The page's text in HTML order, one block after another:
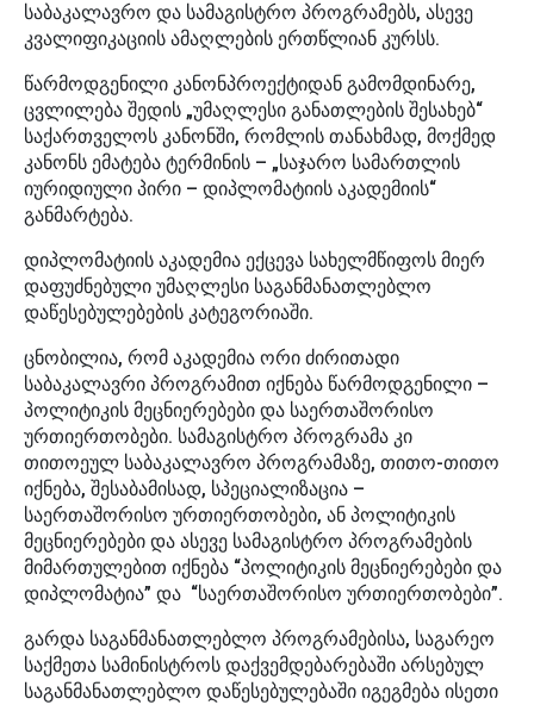
საბაკალავრო და სამაგისტრო პროგრამებს, ასევე
კვალიფიკაციის ამაღლების ერთწლიან კურსს.
წარმოდგენილი კანონპროექტიდან გამომდინარე,
ცვლილება შედის „უმაღლესი განათლების შესახებ“
საქართველოს კანონში, რომლის თანახმად, მოქმედ
კანონს ემატება ტერმინის – „საჯარო სამართლის
იურიდიული პირი – დიპლომატიის აკადემიის“
განმარტება.
დიპლომატიის აკადემია ექცევა სახელმწიფოს მიერ
დაფუძნებული უმაღლესი საგანმანათლებლო
დაწესებულებების კატეგორიაში.
ცნობილია, რომ აკადემია ორი ძირითადი
საბაკალავრი პროგრამით იქნება წარმოდგენილი –
პოლიტიკის მეცნიერებები და საერთაშორისო
ურთიერთობები. სამაგისტრო პროგრამა კი
თითოეულ საბაკალავრო პროგრამაზე, თითო-თითო
იქნება, შესაბამისად, სპეციალიზაცია –
საერთაშორისო ურთიერთობები, ან პოლიტიკის
მეცნიერებები და ასევე სამაგისტრო პროგრამების
მიმართულებით იქნება “პოლიტიკის მეცნიერებები და
დიპლომატია” და “საერთაშორისო ურთიერთობები”.
გარდა საგანმანათლებლო პროგრამებისა, საგარეო
საქმეთა სამინისტროს დაქვემდებარებაში არსებულ
საგანმანათლებლო დაწესებულებაში იგეგმება ისეთი